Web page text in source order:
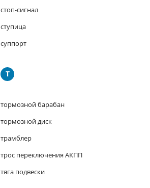
стоп-сигнал
ступица
суппорт
Т
тормозной барабан
тормозной диск
трамблер
трос переключения АКПП
тяга подвески